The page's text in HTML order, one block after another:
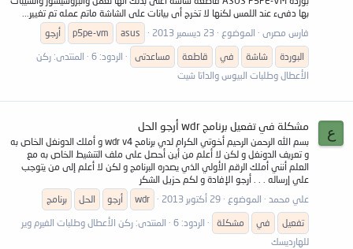
بها دفىء عند اللمس لكنها لا تخرج أى بيانات على الشاشة ماتم عمله تم تغيير...
فارس مصرى
الموضوع 23 ديسمبر 2013 asus
p5pe-vm
أرجو
البوردة
شاشة في قاطعة مساعدتى الردود: 6 المنتدى: ركن
الأعطال وطلبات البيوس والداتا شيت
ع مشكلة في تفعيل برنامج wdr أرجو الحل
بسم الله الرحمن الرحيم أخوتي الكرام لدي برنامح wdr v4 و أملك الدونغل الخاص به
و تعريف الدونغل و لكن لا أعلم من أين أحصل على ملف التنشيط الخاص به مع
العلم أنني أملك الرقم الأولي الذي يصدره البرنامج و لكن لا أعلم إلى من يتوجب
علي إرساله . . . أرجو الإفادة و لكم حزيل الشكر
علي محمد
الموضوع 29 أكتوبر 2013 wdr أرجو الحل
برنامج
تفعيل
في مشكلة الردود: 6 المنتدى: ركن الأعطال وطلبات الفيرم وير
للهارديسك